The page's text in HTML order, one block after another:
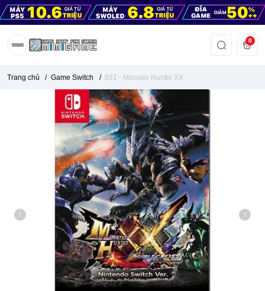
0
Trang chủ / Game Switch / 031 - Monster Hunter XX